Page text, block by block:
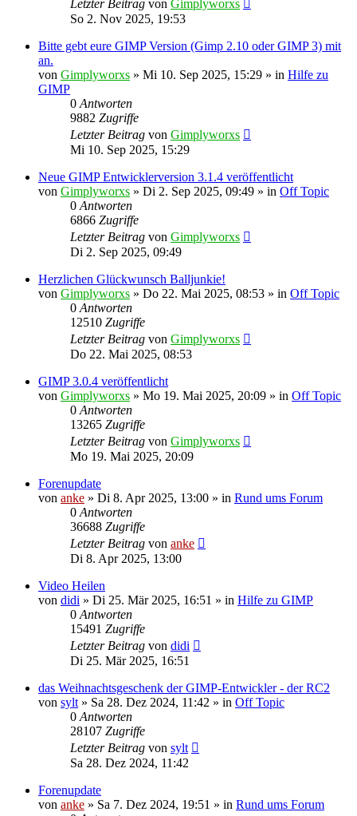
Letzter Beitrag von Gimplyworxs
So 2. Nov 2025, 19:53
Bitte gebt eure GIMP Version (Gimp 2.10 oder GIMP 3) mit
an.
von Gimplyworxs » Mi 10. Sep 2025, 15:29 » in Hilfe zu
GIMP
0 Antworten
9882 Zugriffe
Letzter Beitrag von Gimplyworxs
Mi 10. Sep 2025, 15:29
Neue GIMP Entwicklerversion 3.1.4 veröffentlicht
von Gimplyworxs » Di 2. Sep 2025, 09:49 » in Off Topic
0 Antworten
6866 Zugriffe
Letzter Beitrag von Gimplyworxs
Di 2. Sep 2025, 09:49
Herzlichen Glückwunsch Balljunkie!
von Gimplyworxs » Do 22. Mai 2025, 08:53 » in Off Topic
0 Antworten
12510 Zugriffe
Letzter Beitrag von Gimplyworxs
Do 22. Mai 2025, 08:53
GIMP 3.0.4 veröffentlicht
von Gimplyworxs » Mo 19. Mai 2025, 20:09 » in Off Topic
0 Antworten
13265 Zugriffe
Letzter Beitrag von Gimplyworxs
Mo 19. Mai 2025, 20:09
Forenupdate
von anke » Di 8. Apr 2025, 13:00 » in Rund ums Forum
0 Antworten
36688 Zugriffe
Letzter Beitrag von anke
Di 8. Apr 2025, 13:00
Video Heilen
von didi » Di 25. Mär 2025, 16:51 » in Hilfe zu GIMP
0 Antworten
15491 Zugriffe
Letzter Beitrag von didi
Di 25. Mär 2025, 16:51
das Weihnachtsgeschenk der GIMP-Entwickler - der RC2
von sylt » Sa 28. Dez 2024, 11:42 » in Off Topic
0 Antworten
28107 Zugriffe
Letzter Beitrag von sylt
Sa 28. Dez 2024, 11:42
Forenupdate
von anke » Sa 7. Dez 2024, 19:51 » in Rund ums Forum